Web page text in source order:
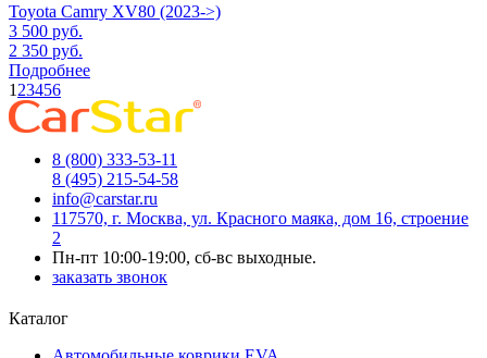
Toyota Camry XV80 (2023->)
3 500 руб.
2 350 руб.
Подробнее
1 23456
8 (800) 333-53-11
8 (495) 215-54-58
info@carstar.ru
117570, г. Москва, ул. Красного маяка, дом 16, строение
2
Пн-пт 10:00-19:00, сб-вс выходные.
заказать звонок
Каталог